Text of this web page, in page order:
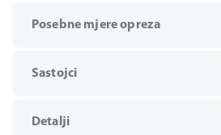
Posebne mjere opreza
Sastojci
Detalji